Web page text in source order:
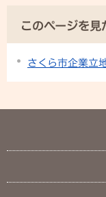
このページを
さくら市企業立